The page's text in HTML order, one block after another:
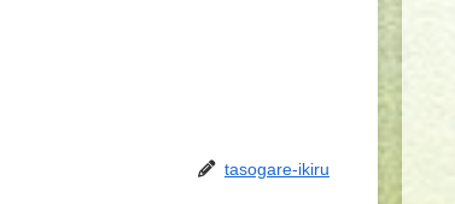
tasogare-ikiru